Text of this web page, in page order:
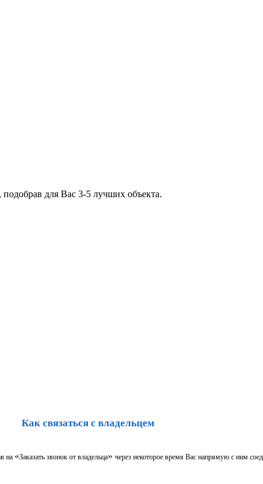
для Вас 3-5 лучших объекта.
Как связаться с владельцем
на «Заказать звонок от владельца» через некоторое время Вас напрямую с ним